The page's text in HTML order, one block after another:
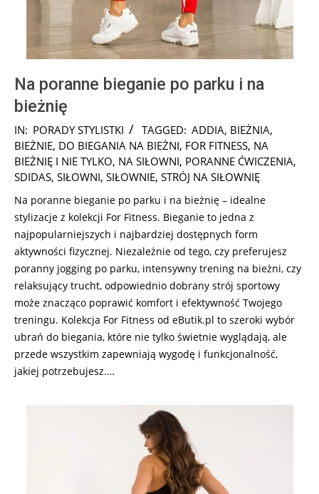
Na poranne bieganie po parku i na
bieżnię
2024-
10-
31
IN: PORADY STYLISTKI TAGGED: ADDIA, BIEŻNIA,
BIEŻNIE, DO BIEGANIA NA BIEŻNI, FOR FITNESS, NA
BIEŻNIĘ I NIE TYLKO, NA SIŁOWNI, PORANNE ĆWICZENIA,
SDIDAS, SIŁOWNI, SIŁOWNIE, STRÓJ NA SIŁOWNIĘ
Na poranne bieganie po parku i na bieżnię – idealne
stylizacje z kolekcji For Fitness. Bieganie to jedna z
najpopularniejszych i najbardziej dostępnych form
aktywności fizycznej. Niezależnie od tego, czy preferujesz
poranny jogging po parku, intensywny trening na bieżni, czy
relaksujący trucht, odpowiednio dobrany strój sportowy
może znacząco poprawić komfort i efektywność Twojego
treningu. Kolekcja For Fitness od eButik.pl to szeroki wybór
ubrań do biegania, które nie tylko świetnie wyglądają, ale
przede wszystkim zapewniają wygodę i funkcjonalność,
jakiej potrzebujesz.…